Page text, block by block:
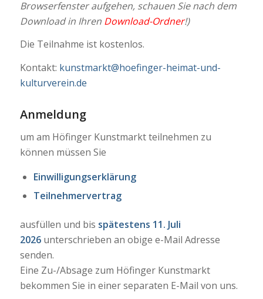
Browserfenster aufgehen, schauen Sie nach dem
Download in Ihren Download-Ordner!)
Die Teilnahme ist kostenlos.
Kontakt: kunstmarkt@hoefinger-heimat-und-
kulturverein.de
Anmeldung
um am Höfinger Kunstmarkt teilnehmen zu
können müssen Sie
Einwilligungserklärung
Teilnehmervertrag
ausfüllen und bis spätestens 11. Juli
2026unterschrieben an obige e-Mail Adresse
senden.
Eine Zu-/Absage zum Höfinger Kunstmarkt
bekommen Sie in einer separaten E-Mail von uns.